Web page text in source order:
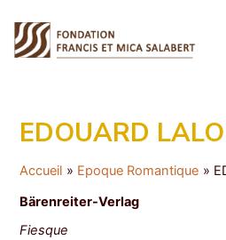
contenu
EDOUARD LALO
Accueil Epoque Romantique
Bärenreiter-Verlag
Fiesque